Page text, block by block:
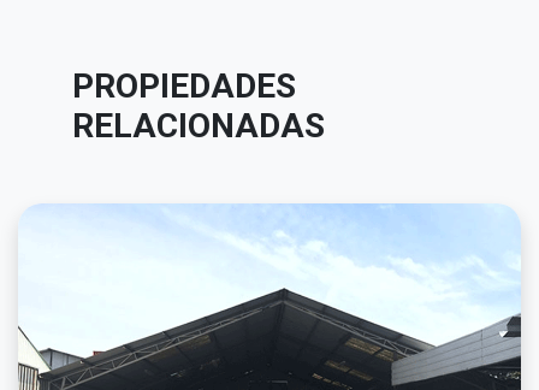
PROPIEDADES
RELACIONADAS